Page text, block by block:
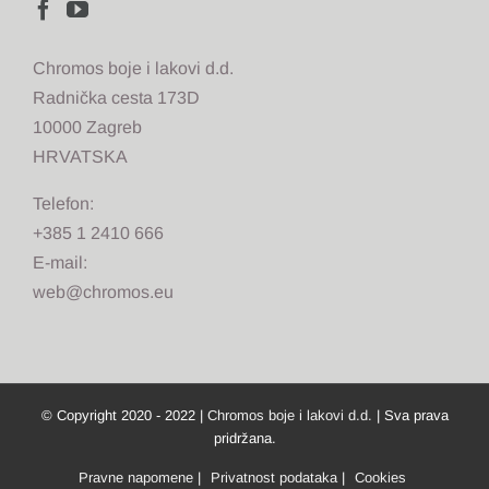
Chromos boje i lakovi d.d.
Radnička cesta 173D
10000 Zagreb
HRVATSKA
Telefon:
+385 1 2410 666
E-mail:
web@chromos.eu
© Copyright 2020 - 2022 | Chromos boje i lakovi d.d. | Sva prava
pridržana.
Pravne napomene| Privatnost podataka| Cookies